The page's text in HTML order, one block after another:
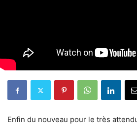
Enfin du nouveau pour le très